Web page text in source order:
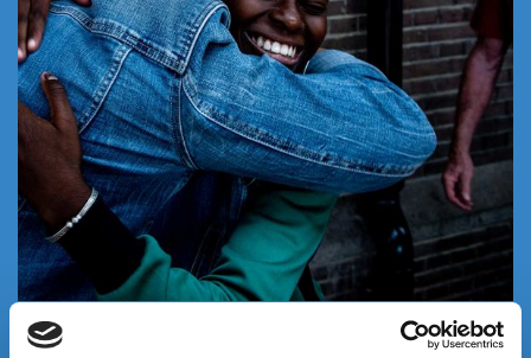
Vous pouvez bénéficier d’une réduction d’impôt